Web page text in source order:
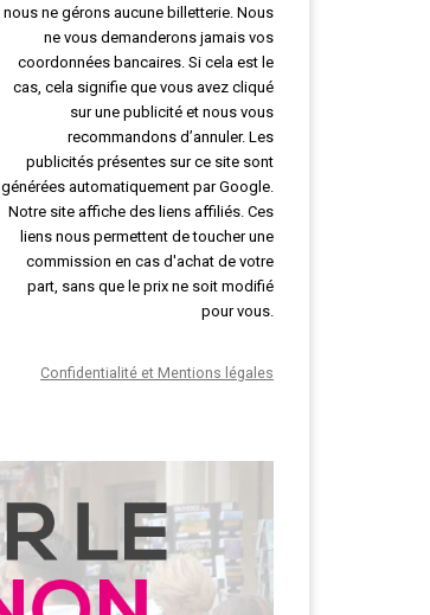
nous ne gérons aucune billetterie. Nous
ne vous demanderons jamais vos
coordonnées bancaires. Si cela est le
cas, cela signifie que vous avez cliqué
sur une publicité et nous vous
recommandons d’annuler. Les
publicités présentes sur ce site sont
générées automatiquement par Google.
Notre site affiche des liens affiliés. Ces
liens nous permettent de toucher une
commission en cas d'achat de votre
part, sans que le prix ne soit modifié
pour vous.
Confidentialité et Mentions légales